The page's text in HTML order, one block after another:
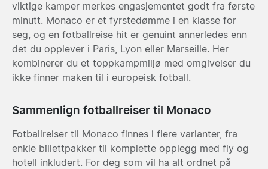
viktige kamper merkes engasjementet godt fra første
minutt. Monaco er et fyrstedømme i en klasse for
seg, og en fotballreise hit er genuint annerledes enn
det du opplever i Paris, Lyon eller Marseille. Her
kombinerer du et toppkampmiljø med omgivelser du
ikke finner maken til i europeisk fotball.
Sammenlign fotballreiser til Monaco
Fotballreiser til Monaco finnes i flere varianter, fra
enkle billettpakker til komplette opplegg med fly og
hotell inkludert. For deg som vil ha alt ordnet på